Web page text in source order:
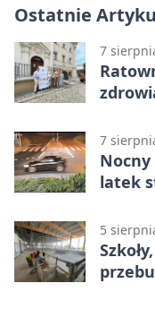
Ostatnie
7
7
Nocny
latek
5